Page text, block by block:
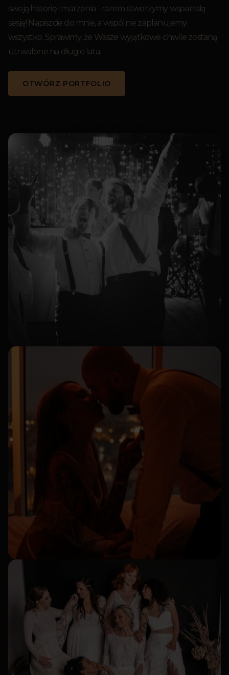
swoją historię i marzenia - razem stworzymy wspaniałą
sesję! Napiszcie do mnie, a wspólnie zaplanujemy
wszystko. Sprawimy, że Wasze wyjątkowe chwile zostaną
utrwalone na długie lata.
OTWÓRZ PORTFOLIO